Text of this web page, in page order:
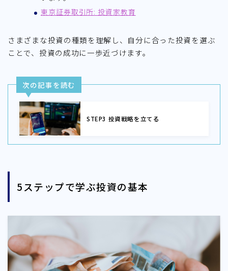
東京証券取引所: 投資家教育
さまざまな投資の種類を理解し、自分に合った投資を選ぶ
ことで、投資の成功に一歩近づけます。
次の記事を読む
STEP3 投資戦略を立てる
5ステップで学ぶ投資の基本